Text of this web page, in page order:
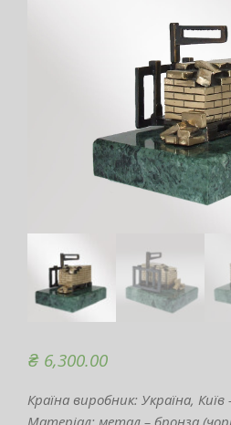
₴ 6,300.00
Країна виробник: Україна,
Матеріал: метал – бронза